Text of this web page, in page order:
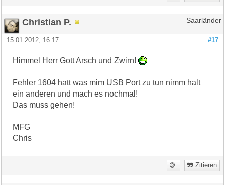
Christian P. Saarländer
#17
15.01.2012, 16:17
Himmel Herr Gott Arsch und Zwirn!
Fehler 1604 hatt was mim USB Port zu tun nimm halt
ein anderen und mach es nochmal!
Das muss gehen!
MFG
Chris
Zitieren